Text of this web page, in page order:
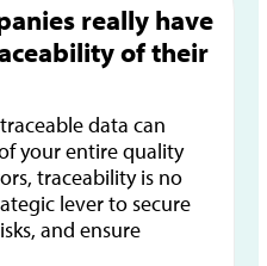
really have
of their
data can
your entire quality
traceability is no
lever to secure
and ensure